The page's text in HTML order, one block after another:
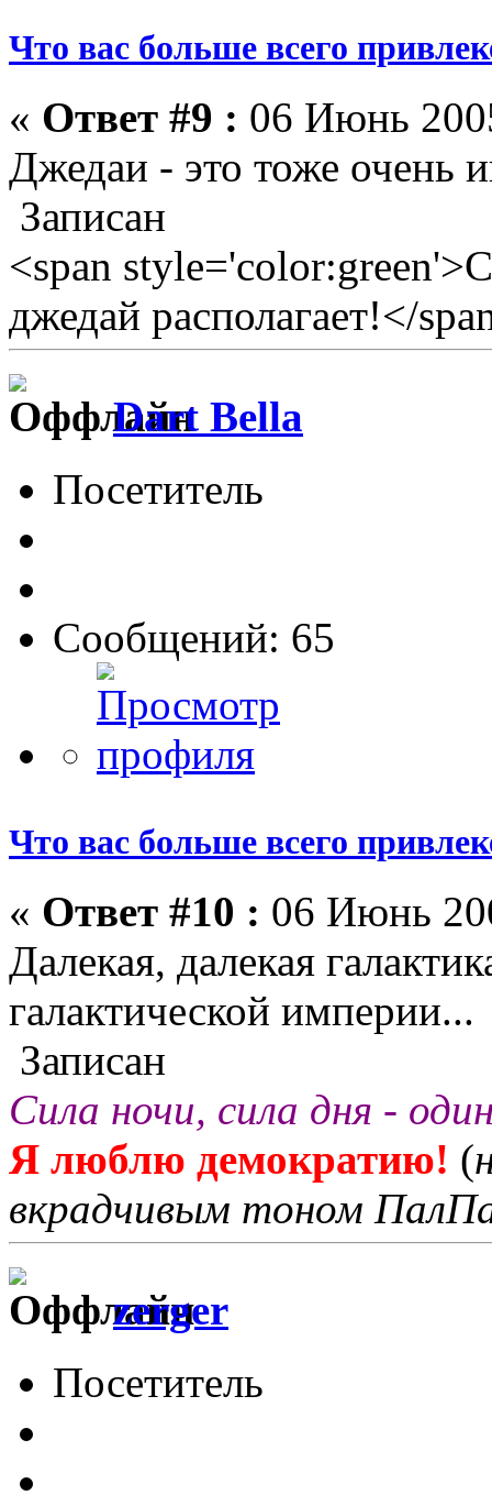
Что вас больше всего
« Ответ #9 : 06 Июнь
Джедаи - это тоже очень
Записан
<span
джедай располагает!</
Dart Bella
Посетитель
Сообщений: 65
Что вас больше всего
« Ответ #10 : 06 Июнь
Далекая, далекая
галактической империи...
Записан
Сила ночи, сила дня -
Я люблю демократию! (
вкрадчивым тоном
zerger
Посетитель